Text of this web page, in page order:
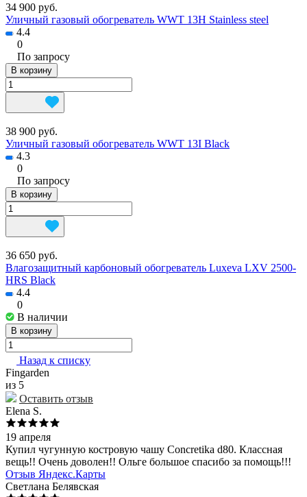
34 900 руб.
Уличный газовый обогреватель WWT 13H Stainless steel
4.4
0
По запросу
В корзину
38 900 руб.
Уличный газовый обогреватель WWT 13I Black
4.3
0
По запросу
В корзину
36 650 руб.
Влагозащитный карбоновый обогреватель Luxeva LXV 2500-
HRS Black
4.4
0
В наличии
В корзину
Назад к списку
Fingarden
из 5
Оставить отзыв
Elena S.
19 апреля
Купил чугунную костровую чашу Concretika d80. Классная
вещь!! Очень доволен!! Ольге большое спасибо за помощь!!!
Отзыв Яндекс.Карты
Светлана Белявская